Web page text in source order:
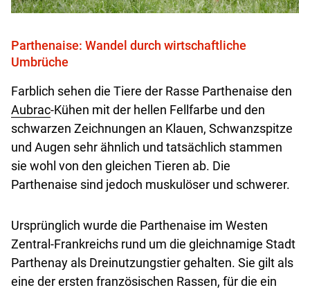
Parthenaise: Wandel durch wirtschaftliche
Umbrüche
Farblich sehen die Tiere der Rasse Parthenaise den
Aubrac-Kühen mit der hellen Fellfarbe und den
schwarzen Zeichnungen an Klauen, Schwanzspitze
und Augen sehr ähnlich und tatsächlich stammen
sie wohl von den gleichen Tieren ab. Die
Parthenaise sind jedoch muskulöser und schwerer.
Ursprünglich wurde die Parthenaise im Westen
Zentral-Frankreichs rund um die gleichnamige Stadt
Parthenay als Dreinutzungstier gehalten. Sie gilt als
eine der ersten französischen Rassen, für die ein